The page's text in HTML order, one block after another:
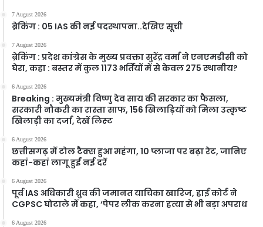
7 August 2026
ब्रेकिंग : 05 IAS की नई पदस्थापना..देखिए सूची
7 August 2026
ब्रेकिंग : प्रदेश कांग्रेस के मुख्य प्रवक्ता सुरेंद्र वर्मा ने एनएमडीसी को
घेरा, कहा : बस्तर में कुल 1173 भर्तियों में से केवल 275 स्थानीय?
6 August 2026
Breaking : मुख्यमंत्री विष्णु देव साय की सरकार का फैसला,
सरकारी नौकरी का रास्ता साफ, 156 खिलाड़ियों को मिला उत्कृष्ट
खिलाड़ी का दर्जा, देखें लिस्‍ट
6 August 2026
छत्तीसगढ़ में टोल टैक्स हुआ महंगा, 10 प्लाजा पर बढ़ा रेट, जानिए
कहां-कहां लागू हुईं नई दरें
6 August 2026
पूर्व IAS अधिकारी ध्रुव की जमानत याचिका खारिज, हाई कोर्ट ने
CGPSC घोटाले में कहा, ‘पेपर लीक करना हत्या से भी बड़ा अपराध
6 August 2026